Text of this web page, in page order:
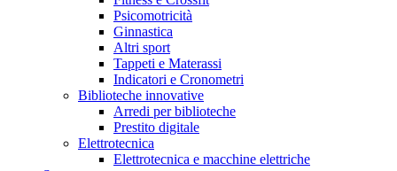
Psicomotricità
Ginnastica
Altri sport
Tappeti e Materassi
Indicatori e Cronometri
Biblioteche innovative
Arredi per biblioteche
Prestito digitale
Elettrotecnica
Elettrotecnica e macchine elettriche